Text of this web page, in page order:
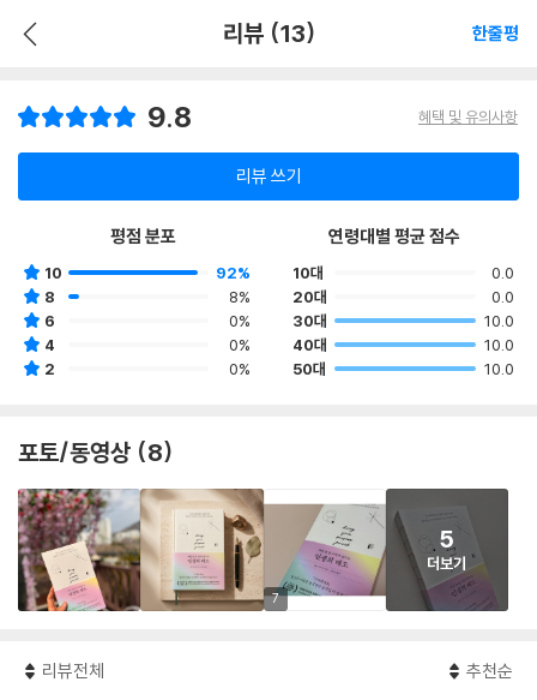
리뷰 (13) 한줄평
9.8 혜택 및 유의사항
리뷰 쓰기
평점 분포
10
92%
8
8%
6
0%
4
0%
2
0%
연령대별 평균 점수
10대
0.0
20대
0.0
30대
10.0
40대
10.0
50대
10.0
포토/동영상 (8)
7
5
더보기
리뷰전체 추천순